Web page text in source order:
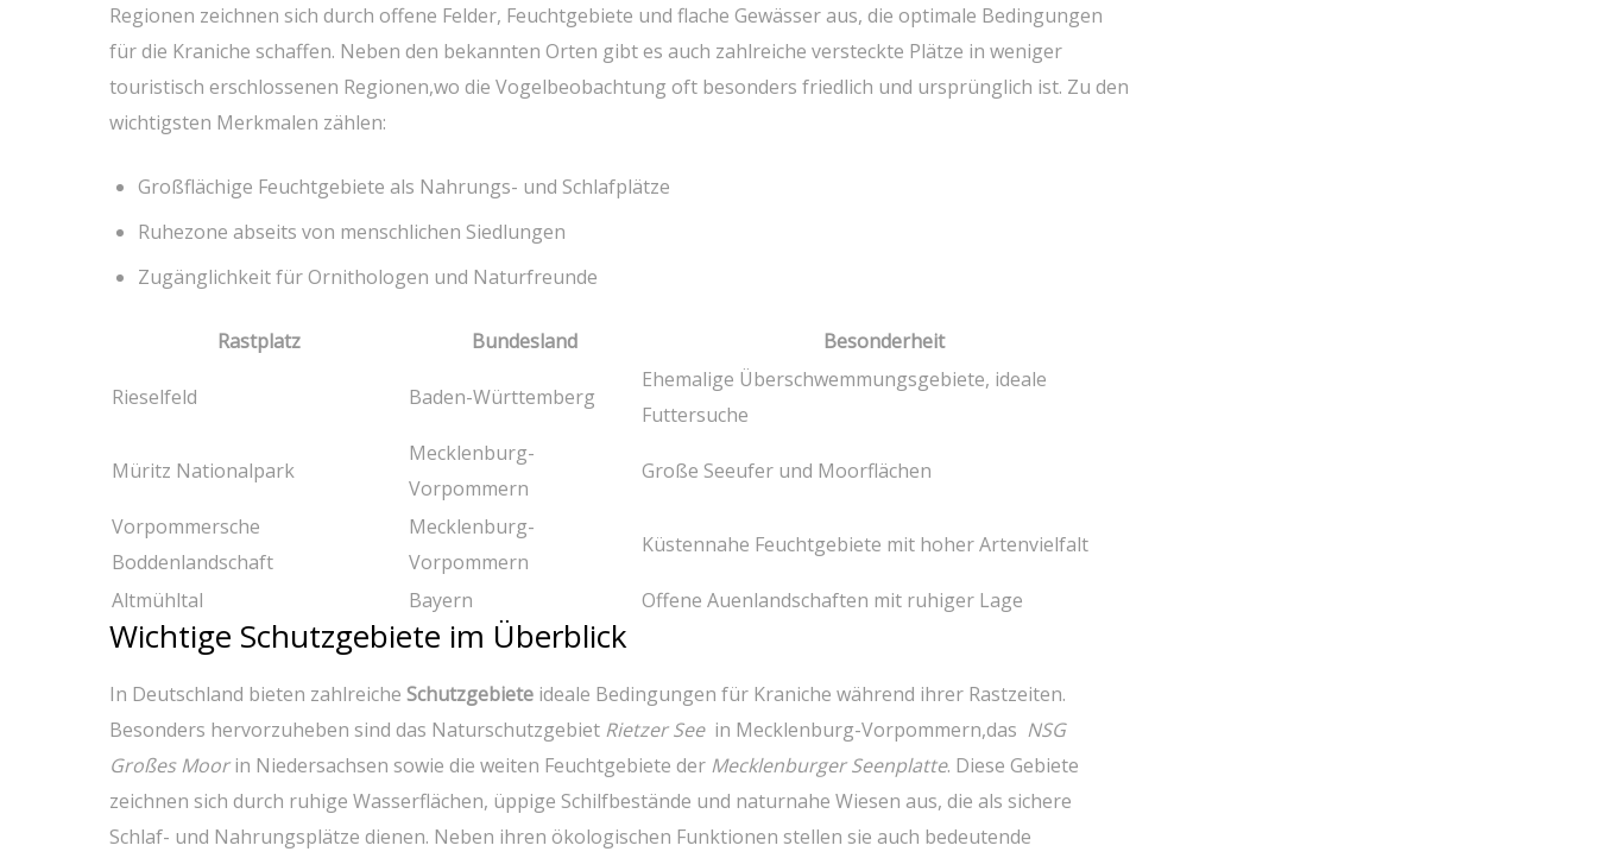
Regionen zeichnen ‍sich⁣ durch ⁤offene Felder, Feuchtgebiete und​ flache Gewässer aus, die optimale ⁢Bedingungen
für ‍die Kraniche schaffen. Neben⁤ den bekannten⁣ Orten gibt es auch ⁣zahlreiche versteckte ​Plätze‍ in ‍weniger
touristisch⁤ erschlossenen‌ Regionen,wo ⁣die Vogelbeobachtung‍ oft besonders friedlich und ursprünglich ist. Zu den‌
wichtigsten Merkmalen zählen:
Großflächige Feuchtgebiete als Nahrungs- und Schlafplätze
Ruhezone ⁤abseits von‍ menschlichen Siedlungen
Zugänglichkeit für⁣ Ornithologen und Naturfreunde
Rastplatz Bundesland Besonderheit
Rieselfeld Baden-Württemberg
Ehemalige ⁤Überschwemmungsgebiete,​ ideale⁤
Futtersuche
Müritz Nationalpark
Mecklenburg-
Vorpommern
Große⁤ Seeufer und Moorflächen
Vorpommersche
⁤Boddenlandschaft
Mecklenburg-
Vorpommern
Küstennahe Feuchtgebiete mit hoher ⁢Artenvielfalt
Altmühltal Bayern Offene Auenlandschaften mit ruhiger⁤ Lage
Wichtige Schutzgebiete ‍im Überblick
In ​Deutschland bieten zahlreiche Schutzgebiete ideale Bedingungen für⁢ Kraniche während ihrer Rastzeiten.
Besonders hervorzuheben sind das Naturschutzgebiet Rietzer ​See⁣ in⁢ Mecklenburg-Vorpommern,das ​ NSG‍
Großes Moorin Niedersachsen sowie die weiten ⁢Feuchtgebiete der Mecklenburger Seenplatte. Diese‌ Gebiete
zeichnen⁣ sich​ durch ruhige Wasserflächen, üppige ​Schilfbestände und naturnahe ⁣Wiesen aus,⁢ die als‍ sichere
⁤Schlaf- und Nahrungsplätze⁣ dienen. Neben⁢ ihren ökologischen Funktionen stellen⁢ sie auch ⁢bedeutende